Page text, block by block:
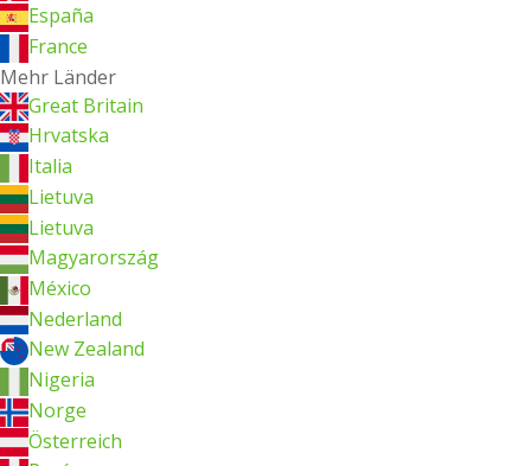
España
France
Mehr Länder
Great Britain
Hrvatska
Italia
Lietuva
Lietuva
Magyarország
México
Nederland
New Zealand
Nigeria
Norge
Österreich